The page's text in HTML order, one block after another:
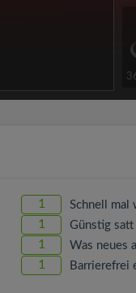
1 Schnell mal
1 Günstig
1 Was neues
1 Barrierefrei